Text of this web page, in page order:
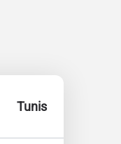
Tunis